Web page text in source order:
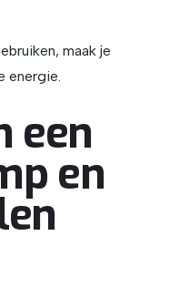
maak je
energie.
een
en